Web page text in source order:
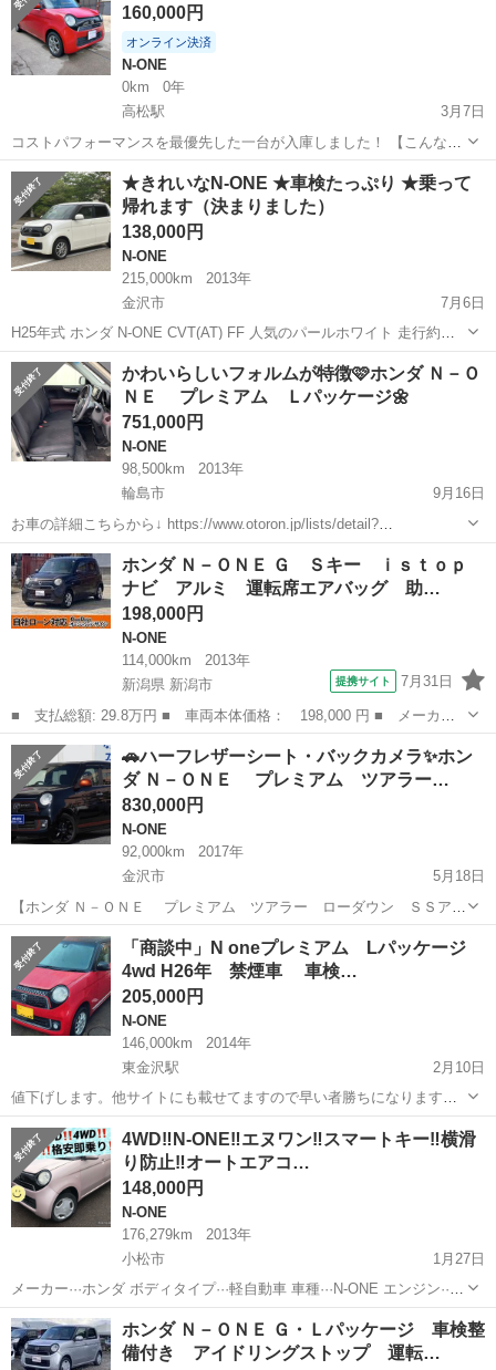
ク パワステ Ａ...160,000円
オンライン決済
N-ONE
0km
0年
高松駅
3月7日
コストパフォーマンスを最優先した一台が入庫しました！ 【こんな方
にオススメ】 ★免許とりたての初心者の方 ★春から社会人、大学生に
なる方 ★すぐに乗りたい方 【HONDA】 【N-ONE】 ■平成25年式 ■走
行距離...
石川 かほく市 高松駅 走行距離
★きれいなN-ONE ★車検たっぷり ★乗って
帰れます（決まりました）
138,000円
N-ONE
215,000km
2013年
金沢市
7月6日
H25年式 ホンダ N-ONE CVT(AT) FF 人気のパールホワイト 走行約
215,000㎞ 普段乗っているので距離は増えます 車検はたっぷりR8年8
月まで ※過走行車につき限界まで値下げしました 月内に限...
石川 金沢市 N-ONE 車両
かわいらしいフォルムが特徴🩷ホンダ Ｎ－Ｏ
ＮＥ プレミアム Ｌパッケージ🌼
751,000円
N-ONE
98,500km
2013年
輪島市
9月16日
お車の詳細こちらから↓ https://www.otoron.jp/lists/detail?
carno=039814 来店不要で全国対応中🗾(※沖縄/北海道/離島除く) 携帯
さえあれば即日審査・契約もできちゃう✨...
石川 輪島市 N-ONE
ホンダ Ｎ－ＯＮＥ Ｇ Ｓキー ｉｓｔｏｐ
ナビ アルミ 運転席エアバッグ 助…
198,000円
N-ONE
114,000km
2013年
新潟県 新潟市
提携サイト 7月31日
■ 支払総額: 29.8万円 ■ 車両本体価格： 198,000 円 ■ メーカー
名： ホンダ ■ 車種名： Ｎ－ＯＮＥ ■ グレード名： Ｇ Ｓキ
ー ｉｓｔｏｐ ナビ アルミ 運転席エアバッグ 助手席エアバ
ッ ＡＢＳ Ｅ...
新潟 新潟市
🚗ハーフレザーシート・バックカメラ✨ホン
ダ Ｎ－ＯＮＥ プレミアム ツアラー…
830,000円
N-ONE
92,000km
2017年
金沢市
5月18日
【ホンダ Ｎ－ＯＮＥ プレミアム ツアラー ローダウン ＳＳアー
バンブラックパッケージ】 自社ローンだから審査通過率は95％！ 来店
不要で全国対応中🗾 (※沖縄/北海道/離島除く) 即日審査・契約もで
きちゃう...
石川 金沢市 N-ONE ツアラー
「商談中」N oneプレミアム Lパッケージ
4wd H26年 禁煙車 車検…
205,000円
N-ONE
146,000km
2014年
東金沢駅
2月10日
値下げします。他サイトにも載せてますので早い者勝ちになります。
過度な値引き転売目的の業者の方のコメントはスルーします。 ノン
ターボ4wd 車検2025年10月 リサイクル料金別途9540円 走行距離
146000弱 通勤に使...
石川 金沢市
4WD‼️N-ONE‼️エヌワン‼️スマートキー‼️横滑
り防止‼️オートエアコ…
148,000円
N-ONE
176,279km
2013年
小松市
1月27日
メーカー···ホンダ ボディタイプ···軽自動車 車種···N-ONE エンジン···
ガソリン 駆動式···4WD H25年 ホンダ N-ONE G 4WD 176279km←
多少増えます ...
石川 小松市 N-ONE
ホンダ Ｎ－ＯＮＥ Ｇ・Ｌパッケージ 車検整
備付き アイドリングストップ 運転…